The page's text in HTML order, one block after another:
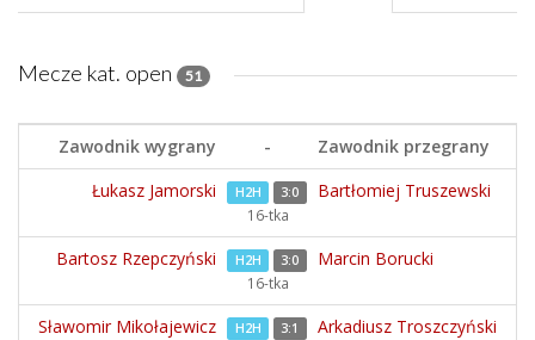
Mecze kat. open 51
Zawodnik wygrany -
Zawodnik przegrany
Łukasz Jamorski
H2H 3:0 Bartłomiej Truszewski
16-tka
Bartosz Rzepczyński H2H 3:0 Marcin Borucki
16-tka
Sławomir Mikołajewicz H2H 3:1 Arkadiusz Troszczyński